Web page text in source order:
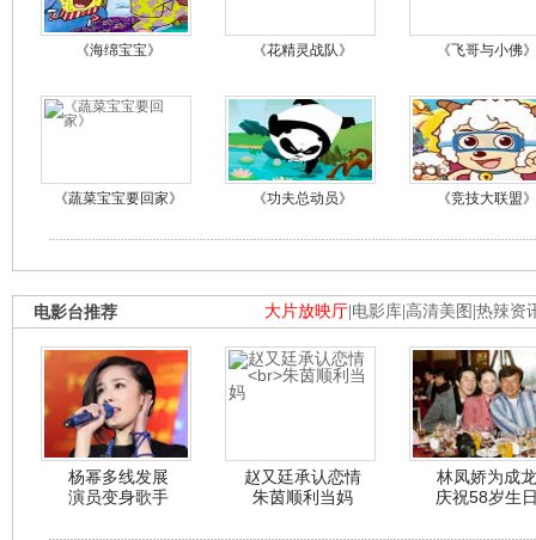
《海绵宝宝》 《花精灵战队》 《飞哥与小佛》
《蔬菜宝宝要回家》 《功夫总动员》 《竞技大联盟》
大片放映厅 电影库 高清美图 热辣资
电影台推荐
杨幂多线发展
演员变身歌手
赵又廷承认恋情
朱茵顺利当妈
林凤娇为成龙
庆祝58岁生